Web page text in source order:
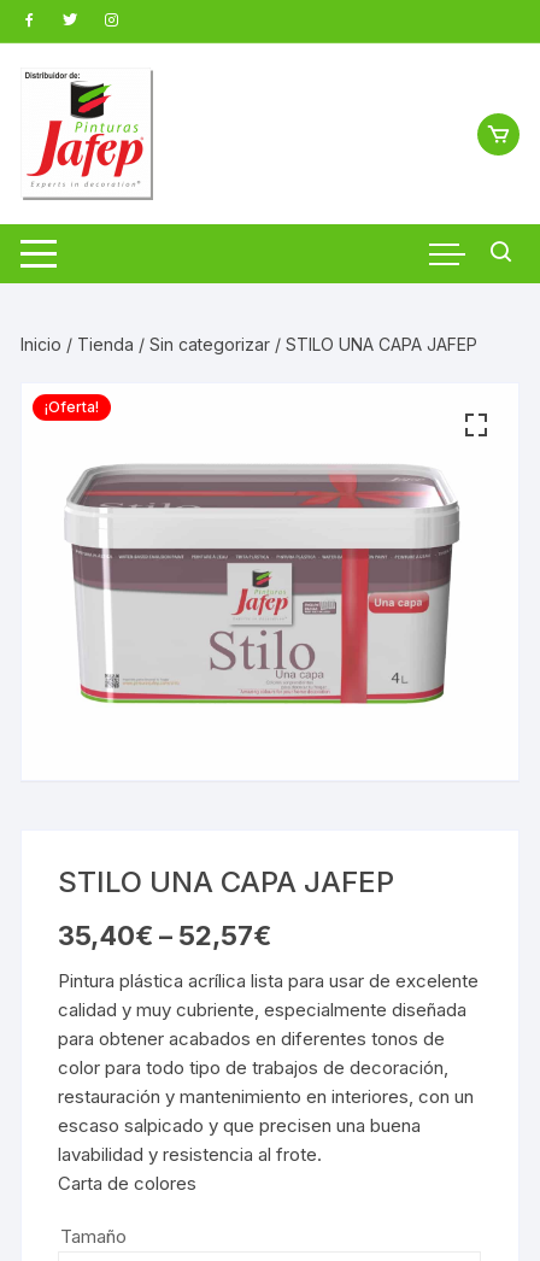
Saltar
al
contenido
Inicio / Tienda /Sin categorizar / STILO UNA CAPA JAFEP
¡Oferta!
STILO UNA CAPA JAFEP
35,40€ – 52,57€
Pintura plástica acrílica lista para usar de excelente
calidad y muy cubriente, especialmente diseñada
para obtener acabados en diferentes tonos de
color para todo tipo de trabajos de decoración,
restauración y mantenimiento en interiores, con un
escaso salpicado y que precisen una buena
lavabilidad y resistencia al frote.
Carta de colores
Tamaño